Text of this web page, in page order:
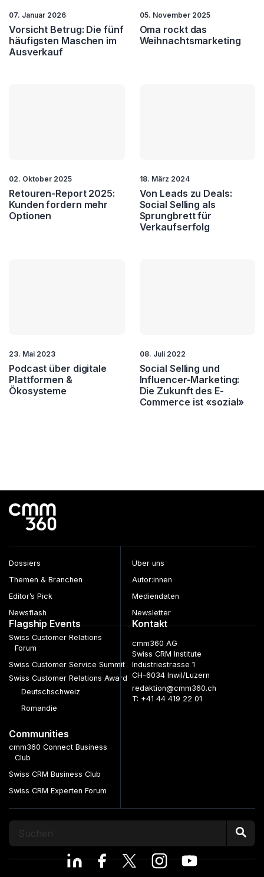
07. Januar 2026
Vorsicht Betrug: Die fünf
häufigsten Maschen im
Ausverkauf
05. November 2025
Oma rockt das
Weihnachtsmarketing
02. Oktober 2025
Retouren-Report 2025:
Kunden fordern mehr
Optionen
18. März 2024
Von Leads zu Deals:
Social Selling als
Sprungbrett für
Verkaufserfolg
23. Mai 2023
Podcast über digitale
Plattformen &
Ökosysteme
08. Juli 2022
Social Selling und
Influencer-Marketing:
Die Zukunft des E-
Commerce ist «sozial»
Dossiers
Themen & Branchen
Editor’s Pick
Newsflash
Über uns
Autor:innen
Mediendaten
Newsletter
Flagship Events
Swiss Customer Relations
Forum
Swiss Customer Service Summit
Swiss Customer Relations Award
Deutschschweiz
Romandie
Communities
cmm360 Connect Business
Club
Swiss CRM Business Club
Swiss CRM Experten Forum
Kontakt
cmm360 AG
Swiss CRM Institute
Industriestrasse 1
CH–6034 Inwil/Luzern
redaktion@cmm360.ch
T: +41 44 419 22 01